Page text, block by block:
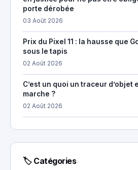
porte dérobée
03 Août 2026
Prix du Pixel 11 : la hausse que
sous le tapis
02 Août 2026
C’est un quoi un traceur d’objet
marche ?
02 Août 2026
🏷 Catégories